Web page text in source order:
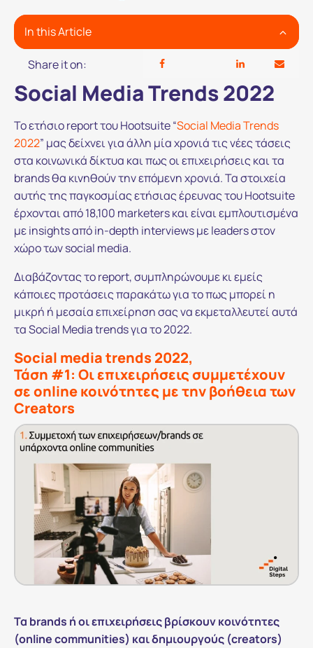
In this Article
Share it on:
Social Media Trends 2022
To ετήσιο report του Hootsuite “Social Media Trends
2022” μας δείχνει για άλλη μία χρονιά τις νέες τάσεις
στα κοινωνικά δίκτυα και πως οι επιχειρήσεις και τα
brands θα κινηθούν την επόμενη χρονιά. Τα στοιχεία
αυτής της παγκοσμίας ετήσιας έρευνας του Hootsuite
έρχονται από 18,100 marketers και είναι εμπλουτισμένα
με insights από in-depth interviews με leaders στον
χώρο των social media.
Διαβάζοντας το report, συμπληρώνουμε κι εμείς
κάποιες προτάσεις παρακάτω για το πως μπορεί η
μικρή ή μεσαία επιχείρηση σας να εκμεταλλευτεί αυτά
τα Social Media trends για το 2022.
Social media trends 2022,
Τάση #1: Οι επιχειρήσεις συμμετέχουν
σε online κοινότητες με την βοήθεια των
Creators
Τα brands ή οι επιχειρήσεις βρίσκουν κοινότητες
(online communities) και δημιουργούς (creators)